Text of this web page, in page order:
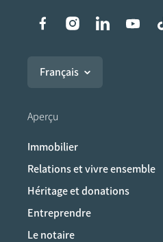
Liens vers
Français
Aperçu
Immobilier
Relations et vivre ensemble
Héritage et donations
Entreprendre
Le notaire